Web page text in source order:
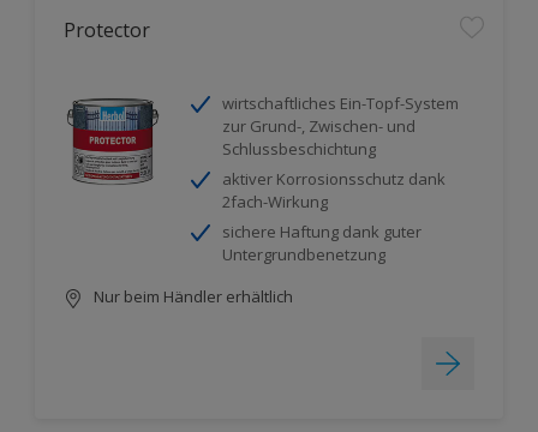
Protector
wirtschaftliches Ein-Topf-System
zur Grund-, Zwischen- und
Schlussbeschichtung
aktiver Korrosionsschutz dank
2fach-Wirkung
sichere Haftung dank guter
Untergrundbenetzung
Nur beim Händler erhältlich